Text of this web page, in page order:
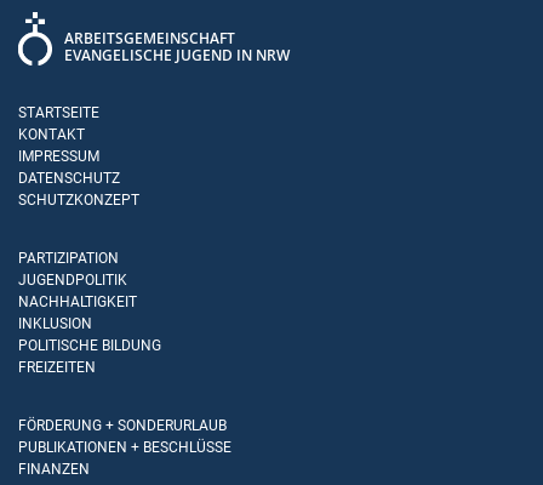
ARBEITSGEMEINSCHAFT
EVANGELISCHE JUGEND IN NRW
STARTSEITE
KONTAKT
IMPRESSUM
DATENSCHUTZ
SCHUTZKONZEPT
PARTIZIPATION
JUGENDPOLITIK
NACHHALTIGKEIT
INKLUSION
POLITISCHE BILDUNG
FREIZEITEN
FÖRDERUNG + SONDERURLAUB
PUBLIKATIONEN + BESCHLÜSSE
FINANZEN